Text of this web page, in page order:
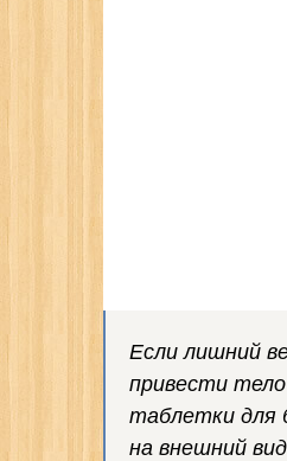
Если лишний
привести
таблетки для
на внешний